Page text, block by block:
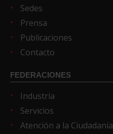
Sedes
Prensa
Publicaciones
Contacto
FEDERACIONES
Industria
Servicios
Atención a la Ciudadanía